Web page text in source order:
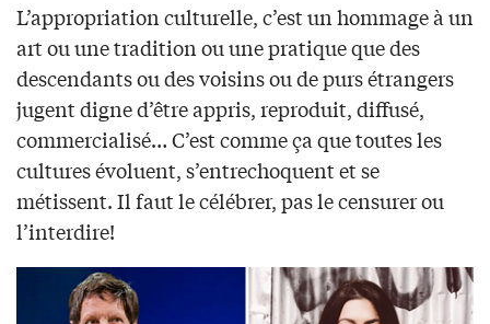
L’appropriation culturelle, c’est un hommage à un
art ou une tradition ou une pratique que des
descendants ou des voisins ou de purs étrangers
jugent digne d’être appris, reproduit, diffusé,
commercialisé… C’est comme ça que toutes les
cultures évoluent, s’entrechoquent et se
métissent. Il faut le célébrer, pas le censurer ou
l’interdire!